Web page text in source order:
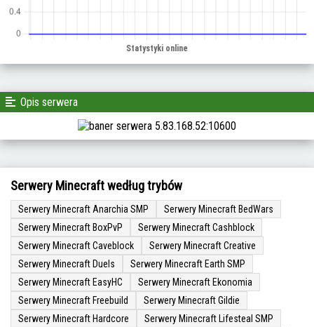
Opis serwera
Serwery Minecraft według trybów
Serwery Minecraft Anarchia SMP
Serwery Minecraft BedWars
Serwery Minecraft BoxPvP
Serwery Minecraft Cashblock
Serwery Minecraft Caveblock
Serwery Minecraft Creative
Serwery Minecraft Duels
Serwery Minecraft Earth SMP
Serwery Minecraft EasyHC
Serwery Minecraft Ekonomia
Serwery Minecraft Freebuild
Serwery Minecraft Gildie
Serwery Minecraft Hardcore
Serwery Minecraft Lifesteal SMP